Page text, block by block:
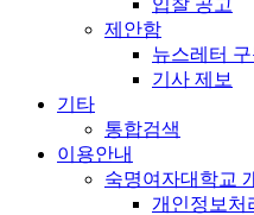
제안함
뉴스레터
기사 제보
기타
통합검색
이용안내
숙명여자대학교
개인정보처